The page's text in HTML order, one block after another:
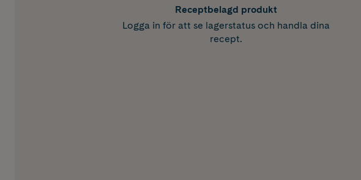
Receptbelagd produkt
Logga in för att se lagerstatus och handla dina
recept.